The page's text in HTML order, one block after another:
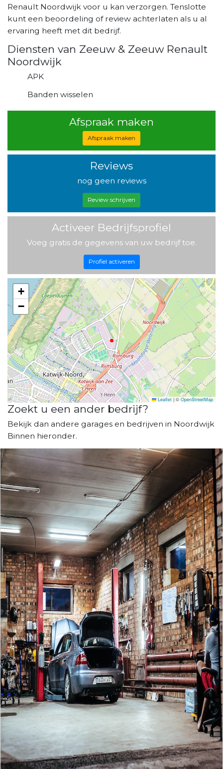
Renault Noordwijk voor u kan verzorgen. Tenslotte
kunt een beoordeling of review achterlaten als u al
ervaring heeft met dit bedrijf.
Diensten van Zeeuw & Zeeuw Renault
Noordwijk
APK
Banden wisselen
Afspraak maken
Afspraak maken
Reviews
nog geen reviews
Review schrijven
Activeer Bedrijfsprofiel
Voeg gratis de gegevens van uw bedrijf toe.
Profiel activeren
+
−
Leaflet | © OpenStreetMap
Zoekt u een ander bedrijf?
Bekijk dan andere garages en bedrijven in Noordwijk
Binnen hieronder.